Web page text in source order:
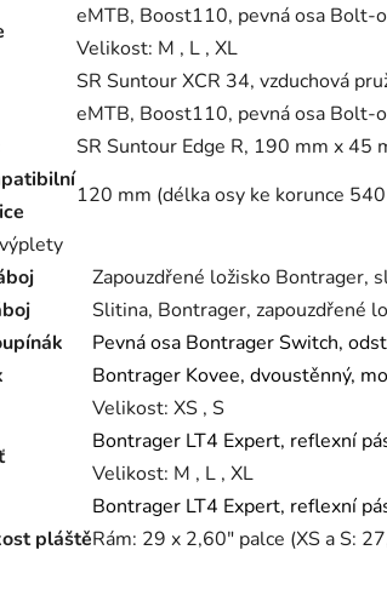
eMTB, Boost110, pevná osa Bolt-
Velikost: M , L , XL
SR Suntour XCR 34, vzduchová
eMTB, Boost110, pevná osa Bolt-
SR Suntour Edge R, 190 mm x 45
120 mm (délka osy ke korunce
Zapouzdřené ložisko Bontrager,
Slitina, Bontrager, zapouzdřené
Pevná osa Bontrager Switch,
Bontrager Kovee, dvoustěnný,
Velikost: XS , S
Bontrager LT4 Expert, reflexní
Velikost: M , L , XL
Bontrager LT4 Expert, reflexní
pláštěRám: 29 x 2,60" palce (XS a S: